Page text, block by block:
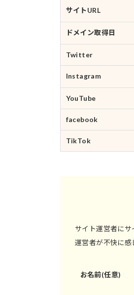
サイトURL
ドメイン取得日
Twitter
Instagram
YouTube
facebook
TikTok
サイト運営者に
運営者が不快に感
お名前(任意)